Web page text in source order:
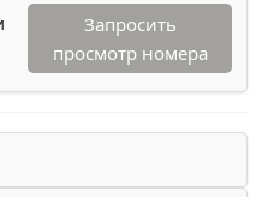
Запросить
просмотр номера